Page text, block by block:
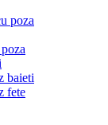
poza
baieti
fete